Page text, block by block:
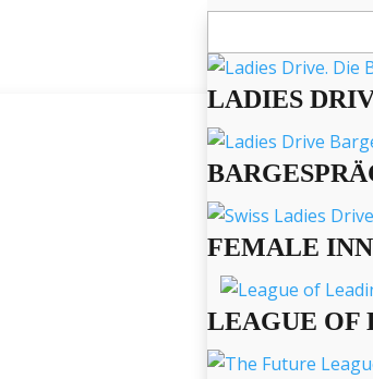
nach:
LADIES
FEMALE
LEAGUE OF